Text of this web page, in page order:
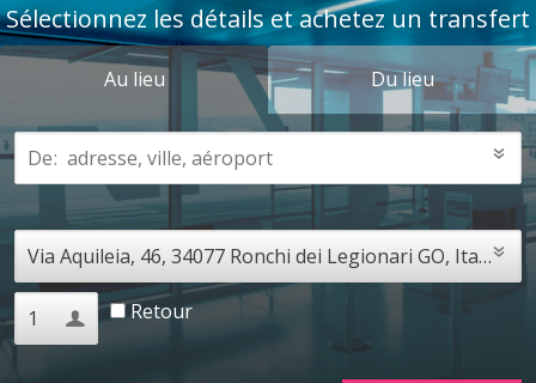
Sélectionnez les détails et achetez un transfert
Au lieu Du lieu
Retour